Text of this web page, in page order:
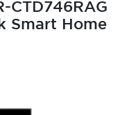
CTD746RAG
Smart Home